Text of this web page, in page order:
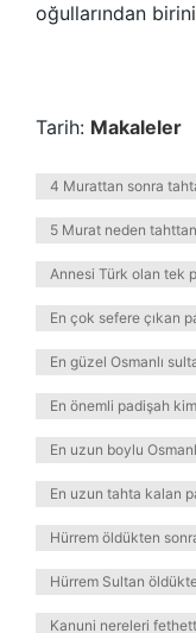
oğullarından
Tarih: Makaleler
4 Murattan sonra
5 Murat neden
Annesi Türk olan tek
En çok sefere çıkan
En güzel Osmanlı
En önemli padişah
En uzun boylu
En uzun tahta kalan
Hürrem öldükten
Hürrem Sultan
Kanuni nereleri